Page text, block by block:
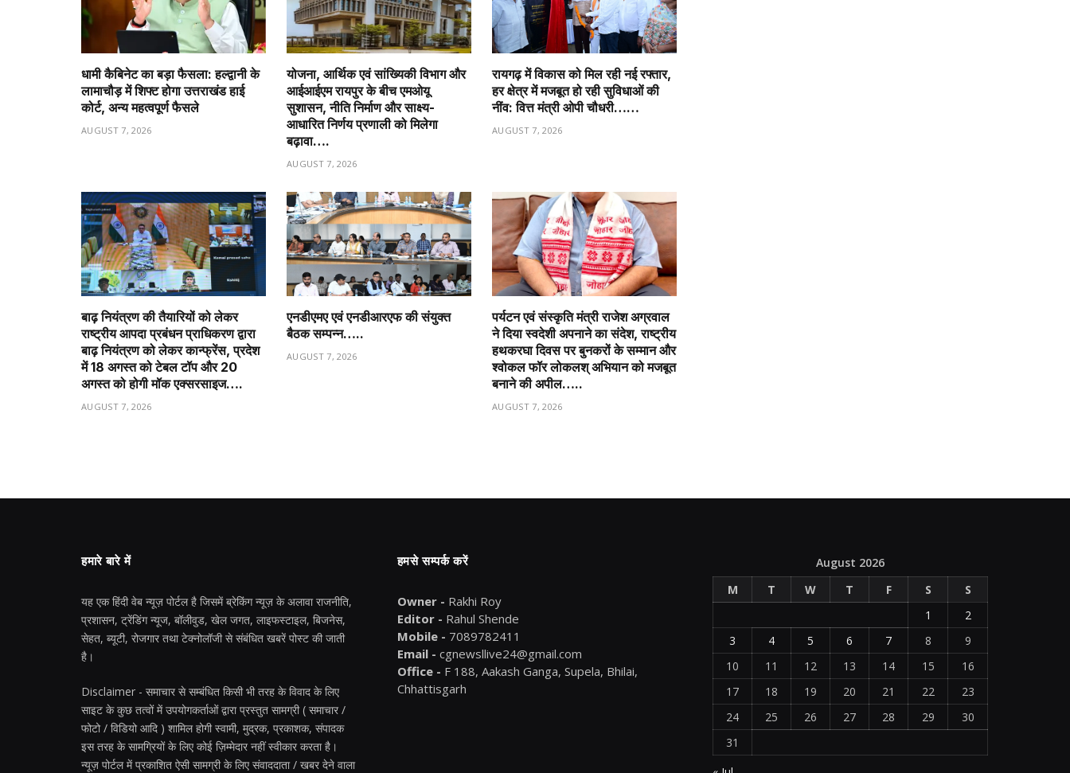
धामी कैबिनेट का बड़ा फैसला: हल्द्वानी के
लामाचौड़ में शिफ्ट होगा उत्तराखंड हाई
कोर्ट, अन्य महत्वपूर्ण फैसले
AUGUST 7, 2026
योजना, आर्थिक एवं सांख्यिकी विभाग और
आईआईएम रायपुर के बीच एमओयू
सुशासन, नीति निर्माण और साक्ष्य-
आधारित निर्णय प्रणाली को मिलेगा
बढ़ावा….
AUGUST 7, 2026
रायगढ़ में विकास को मिल रही नई रफ्तार,
हर क्षेत्र में मजबूत हो रही सुविधाओं की
नींव: वित्त मंत्री ओपी चौधरी……
AUGUST 7, 2026
बाढ़ नियंत्रण की तैयारियों को लेकर
राष्ट्रीय आपदा प्रबंधन प्राधिकरण द्वारा
बाढ़ नियंत्रण को लेकर कान्फ्रेंस, प्रदेश
में 18 अगस्त को टेबल टॉप और 20
अगस्त को होगी मॉक एक्सरसाइज….
AUGUST 7, 2026
एनडीएमए एवं एनडीआरएफ की संयुक्त
बैठक सम्पन्न…..
AUGUST 7, 2026
पर्यटन एवं संस्कृति मंत्री राजेश अग्रवाल
ने दिया स्वदेशी अपनाने का संदेश, राष्ट्रीय
हथकरघा दिवस पर बुनकरों के सम्मान और
श्वोकल फॉर लोकलश् अभियान को मजबूत
बनाने की अपील…..
AUGUST 7, 2026
हमारे बारे में
यह एक हिंदी वेब न्यूज़ पोर्टल है जिसमें ब्रेकिंग न्यूज़ के अलावा राजनीति,
प्रशासन, ट्रेंडिंग न्यूज, बॉलीवुड, खेल जगत, लाइफस्टाइल, बिजनेस,
सेहत, ब्यूटी, रोजगार तथा टेक्नोलॉजी से संबंधित खबरें पोस्ट की जाती
है।
Disclaimer - समाचार से सम्बंधित किसी भी तरह के विवाद के लिए
साइट के कुछ तत्वों में उपयोगकर्ताओं द्वारा प्रस्तुत सामग्री ( समाचार /
फोटो / विडियो आदि ) शामिल होगी स्वामी, मुद्रक, प्रकाशक, संपादक
इस तरह के सामग्रियों के लिए कोई ज़िम्मेदार नहीं स्वीकार करता है।
न्यूज़ पोर्टल में प्रकाशित ऐसी सामग्री के लिए संवाददाता / खबर देने वाला
हमसे सम्पर्क करें
Owner - Rakhi Roy
Editor - Rahul Shende
Mobile - 7089782411
Email - cgnewsllive24@gmail.com
Office - F 188, Aakash Ganga, Supela, Bhilai,
Chhattisgarh
August 2026
M
T W T F S
S
1
2
3
4 5 6 7 8
9
10
11 12 13 14 15
16
17
18 19 20 21 22
23
24
25 26 27 28 29
30
31